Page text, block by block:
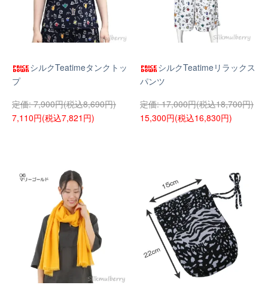
シルクTeatimeタンクトッ
プ
7,900円(税込8,690円)
7,110円(税込7,821円)
シルクTeatimeリラックス
パンツ
17,000円(税込18,700円)
15,300円(税込16,830円)